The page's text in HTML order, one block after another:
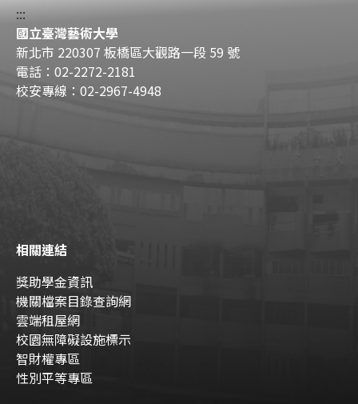
:::
國立臺灣藝術大學
新北市 220307 板橋區大觀路一段 59 號
電話：02-2272-2181
校安專線：02-2967-4948
相關連結
獎助學金資訊
機關檔案目錄查詢網
雲端租屋網
校園無障礙設施標示
智財權專區
性別平等專區